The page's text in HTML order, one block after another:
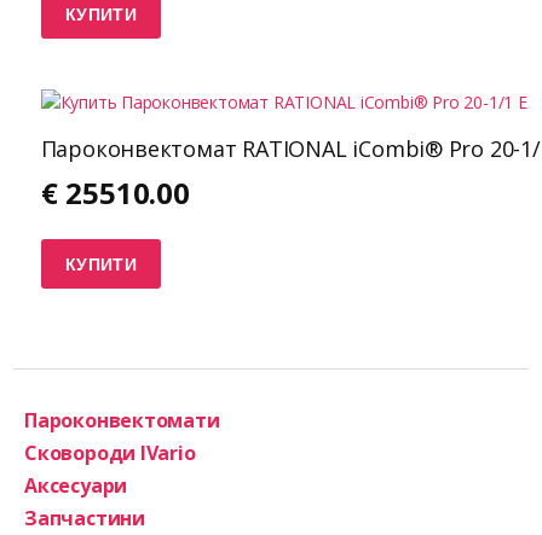
КУПИТИ
Пароконвектомат RATIONAL iCombi® Pro 20-1/
€ 25510.00
КУПИТИ
Пароконвектомати
Сковороди IVario
Аксесуари
Запчастини